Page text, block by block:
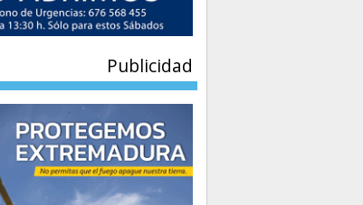
Publicidad